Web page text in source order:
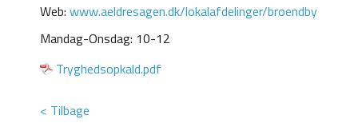
Web: www.aeldresagen.dk/lokalafdelinger/broendby
Mandag-Onsdag: 10-12
Tryghedsopkald.pdf
< Tilbage